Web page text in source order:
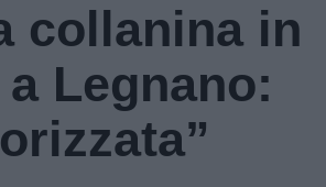
collanina in
Legnano: